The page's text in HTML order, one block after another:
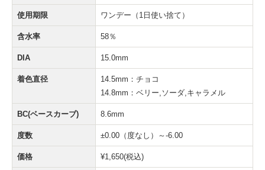
使用期限 ワンデー（1日使い捨て）
含水率 58％
DIA 15.0mm
着色直径
14.5mm：チョコ
14.8mm：ベリー,ソーダ,キャラメル
BC(ベースカーブ) 8.6mm
度数 ±0.00（度なし）～-6.00
価格 ¥1,650(税込)